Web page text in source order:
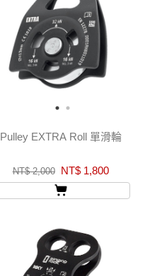
Pulley EXTRA Roll 單滑輪
NT$ 2,000 NT$ 1,800